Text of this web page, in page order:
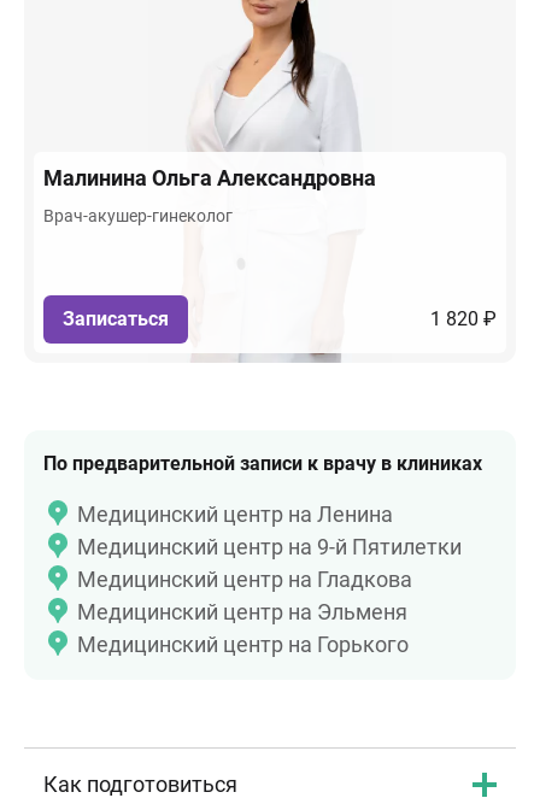
Малинина Ольга Александровна
Врач-акушер-гинеколог
Записаться 1 820 ₽
По предварительной записи к врачу в клиниках
Медицинский центр на Ленина
Медицинский центр на 9-й Пятилетки
Медицинский центр на Гладкова
Медицинский центр на Эльменя
Медицинский центр на Горького
Как подготовиться